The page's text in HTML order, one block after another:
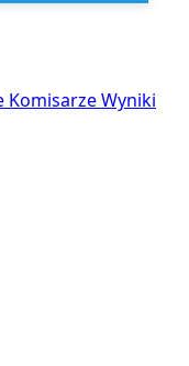
KomisarzeWyniki